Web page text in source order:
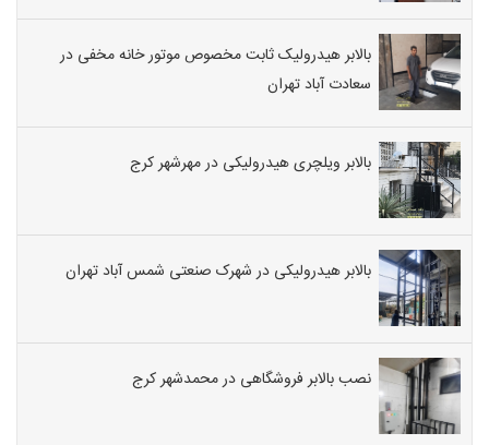
بالابر هیدرولیک ثابت مخصوص موتور خانه مخفی در
سعادت آباد تهران
بالابر ویلچری هیدرولیکی در مهرشهر کرج
بالابر هیدرولیکی در شهرک صنعتی شمس آباد تهران
نصب بالابر فروشگاهی در محمدشهر کرج